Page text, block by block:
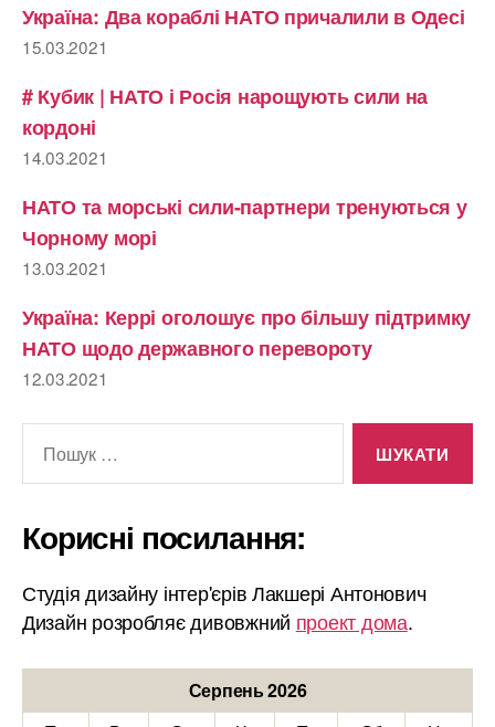
Україна: Два кораблі НАТО причалили в Одесі
15.03.2021
# Кубик | НАТО і Росія нарощують сили на
кордоні
14.03.2021
НАТО та морські сили-партнери тренуються у
Чорному морі
13.03.2021
Україна: Керрі оголошує про більшу підтримку
НАТО щодо державного перевороту
12.03.2021
Корисні посилання:
Студія дизайну інтер'єрів Лакшері Антонович
Дизайн розробляє дивовжний проект дома.
Серпень 2026